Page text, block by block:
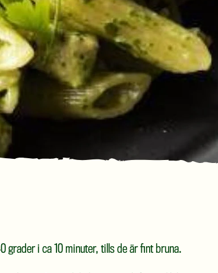
grader i ca 10 minuter, tills de är fint bruna.